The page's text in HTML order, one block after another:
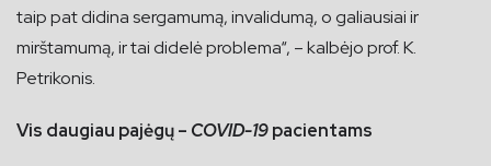
taip pat didina sergamumą, invalidumą, o galiausiai ir
mirštamumą, ir tai didelė problema“, – kalbėjo prof. K.
Petrikonis.
Vis daugiau pajėgų – COVID-19pacientams